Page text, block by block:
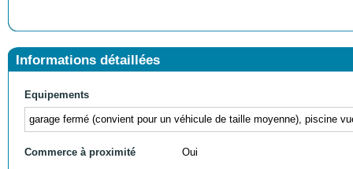
Informations détaillées
Equipements
garage fermé (convient pour un véhicule de taille moyenne), piscine
Commerce à proximité Oui